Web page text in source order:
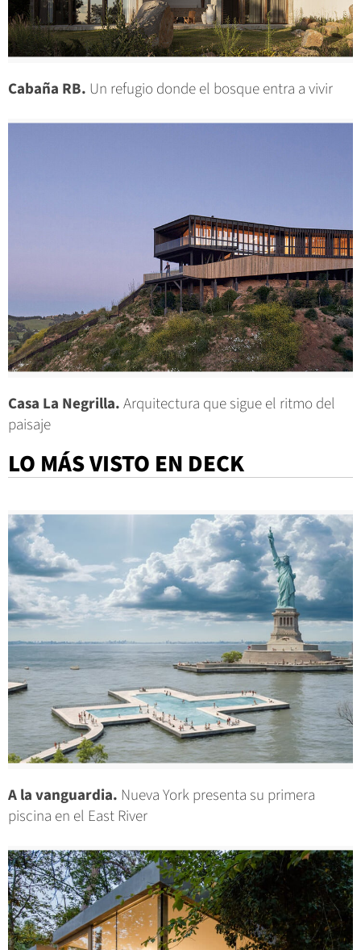
Cabaña RB. Un refugio donde el bosque entra a vivir
Casa La Negrilla.Arquitectura que sigue el ritmo del
paisaje
LO MÁS VISTO EN DECK
A la vanguardia. Nueva York presenta su primera
piscina en el East River